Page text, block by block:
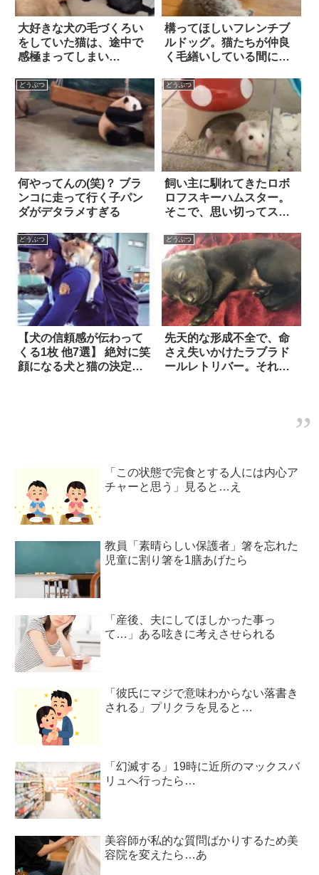
大好きな犬の毛づくろい
をしていた猫は、途中で
感極まってしまい…
構ってほしいフレンチブ
ルドッグ。猫たちが仲良
く毛繕いしている間に、
果…？
どうぶつ
何やってんの(笑)？ ブラ
ンコに走って行く子パン
ダがデタラメすぎる
どうぶつ
飼い主に馴れてきたロボ
ロフスキーハムスター。
そこで、思い切ってスキ
どうぶつ
【犬の信頼感が伝わって
くる1枚 他7選】 絶対に笑
顔になる犬と猫の決定的
どうぶつ
先天的な形成不全で、命
さえ失いかけたラブラド
ールレトリバー。それで
「この状態で完食とする人には内心ア
チャーと思う」見ると…え
教員「素晴らしい保護者」箸を忘れた
児童に割り箸を1膳あげたら
「産後、夫にしてほしかった事っ
て…」ある呟きに考えさせられる
「彼氏にマジで意味わからない落書き
される」プリクラを見ると…
「幻滅する」19時に近所のマックスバ
リュへ行ったら…
美容師が私的な質問ばかりするため美
容院を変えたら…あ